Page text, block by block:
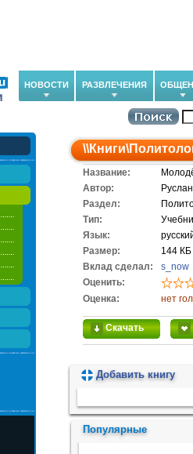
НОВОСТИ РАЗВЛЕЧЕНИЯ
\\Книги\
Название:
Автор:
Раздел:
Тип:
Язык:
Размер:
144 КБ
Вклад сделал:
s_now
Оценить:
Оценка:
нет
Скачать
Добавить книгу
Популярные